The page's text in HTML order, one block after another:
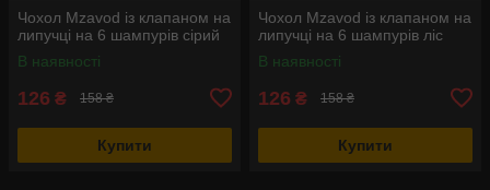
Чохол Mzavod із клапаном на
липучці на 6 шампурів сірий
В наявності
126 ₴ 158 ₴
Купити
Чохол Mzavod із клапаном на
липучці на 6 шампурів ліс
В наявності
126 ₴ 158 ₴
Купити